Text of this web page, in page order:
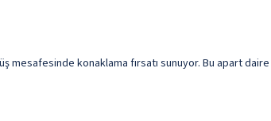
konaklama fırsatı sunuyor. Bu apart